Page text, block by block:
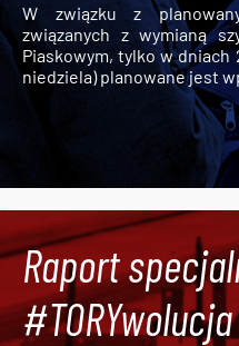
W związku z
związanych z wymianą
Piaskowym, tylko w
niedziela) planowane jest
Raport
#TORYwolucja